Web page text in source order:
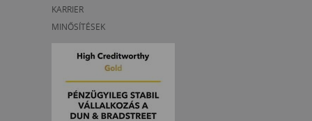
KARRIER
MINŐSÍTÉSEK